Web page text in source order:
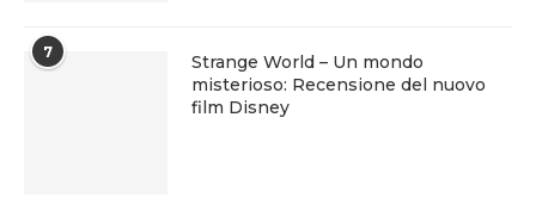
7
Strange World – Un mondo
misterioso: Recensione del nuovo
film Disney